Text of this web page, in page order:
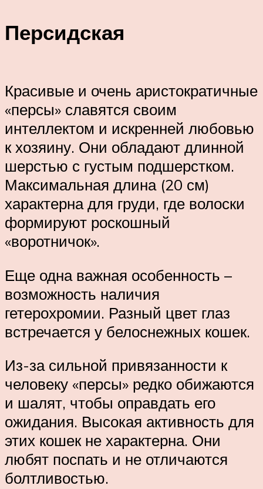
Персидская
Красивые и очень аристократичные
«персы» славятся своим
интеллектом и искренней любовью
к хозяину. Они обладают длинной
шерстью с густым подшерстком.
Максимальная длина (20 см)
характерна для груди, где волоски
формируют роскошный
«воротничок».
Еще одна важная особенность –
возможность наличия
гетерохромии. Разный цвет глаз
встречается у белоснежных кошек.
Из-за сильной привязанности к
человеку «персы» редко обижаются
и шалят, чтобы оправдать его
ожидания. Высокая активность для
этих кошек не характерна. Они
любят поспать и не отличаются
болтливостью.